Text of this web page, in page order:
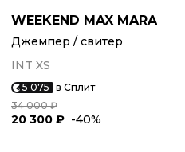
WEEKEND MAX MARA
Джемпер / свитер
INT XS
5 075 в Сплит
34 000 ₽
20 300 ₽ -40%